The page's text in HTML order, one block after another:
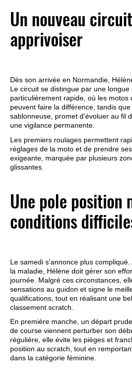
Un nouveau
apprivoiser
Dès son arrivée en Normandie,
Le circuit se distingue par une
particulièrement rapide, où les motos
peuvent faire la différence, tandis
sablonneuse, promet d'évoluer au fil
une vigilance permanente.
Les premiers roulages permettent
réglages de la moto et de prendre
exigeante, marquée par plusieurs
glissantes.
Une pole position
conditions
Le samedi s'annonce plus
la maladie, Hélène doit gérer son
journée. Malgré ces circonstances,
sensations au guidon et signe le
qualifications, tout en réalisant une
classement scratch.
En première manche, un départ
de course viennent perturber son
régulière, elle évite les pièges et
position au scratch, tout en
dans la catégorie féminine.